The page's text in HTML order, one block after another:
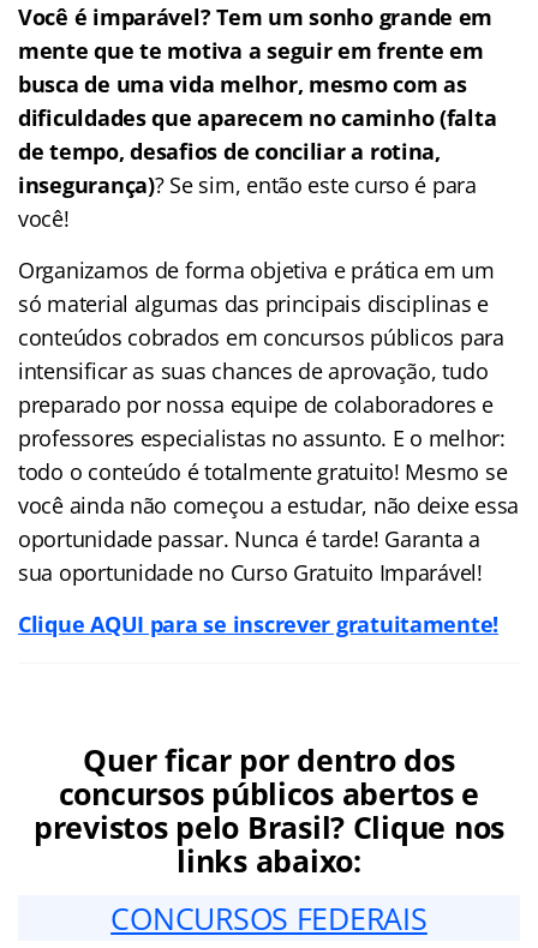
Você é imparável? Tem um sonho grande em
mente que te motiva a seguir em frente em
busca de uma vida melhor, mesmo com as
dificuldades que aparecem no caminho (falta
de tempo, desafios de conciliar a rotina,
insegurança)? Se sim, então este curso é para
você!
Organizamos de forma objetiva e prática em um
só material algumas das principais disciplinas e
conteúdos cobrados em concursos públicos para
intensificar as suas chances de aprovação, tudo
preparado por nossa equipe de colaboradores e
professores especialistas no assunto. E o melhor:
todo o conteúdo é totalmente gratuito! Mesmo se
você ainda não começou a estudar, não deixe essa
oportunidade passar. Nunca é tarde! Garanta a
sua oportunidade no Curso Gratuito Imparável!
Clique AQUI para se inscrever gratuitamente!
Quer ficar por dentro dos
concursos públicos abertos e
previstos pelo Brasil? Clique nos
links abaixo:
CONCURSOS FEDERAIS